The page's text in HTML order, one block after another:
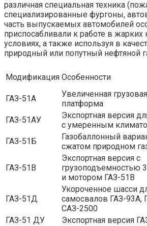
различная специальная техника
специализированные фургоны,
часть выпускаемых автомобилей
приспосабливали к работе в жарких
условиях, а также используя в
природный или попутный нефтяной
Модификация Особенности
ГАЗ-51А
Увеличенная грузовая
платформа
ГАЗ-51АУ
Экспортная версия
с умеренным
ГАЗ-51Б
Газобаллонный
сжатом природном
ГАЗ-51В
Экспортная версия с
грузоподъемностью
и мотором ГАЗ-51В
ГАЗ-51Д
Укороченное шасси
самосвалов ГАЗ-93А,
САЗ-2500
ГАЗ-51 ДУ
Экспортная версия